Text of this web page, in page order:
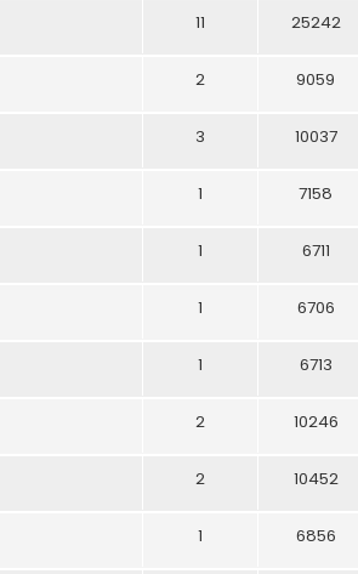
11 25242
2 9059
3 10037
1 7158
1 6711
1 6706
1 6713
2 10246
2 10452
1 6856